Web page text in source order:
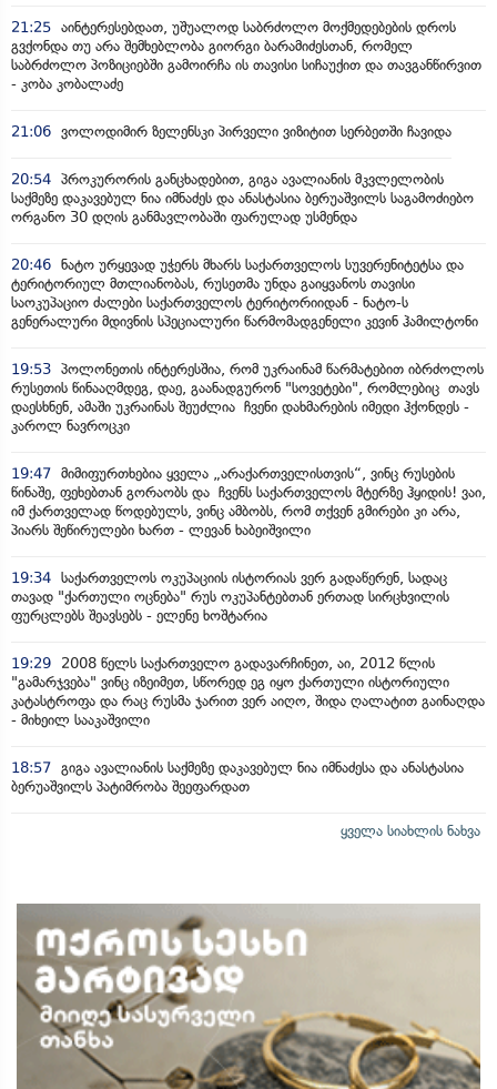
21:25 აინტერესებდათ, უშუალოდ საბრძოლო მოქმედებების დროს
გვქონდა თუ არა შემხებლობა გიორგი ბარამიძესთან, რომელ
საბრძოლო პოზიციებში გამოირჩა ის თავისი სიჩაუქით და თავგანწირვით
- კობა კობალაძე
21:06 ვოლოდიმირ ზელენსკი პირველი ვიზიტით სერბეთში ჩავიდა
20:54 პროკურორის განცხადებით, გიგა ავალიანის მკვლელობის
საქმეზე დაკავებულ ნია იმნაძეს და ანასტასია ბერუაშვილს საგამოძიებო
ორგანო 30 დღის განმავლობაში ფარულად უსმენდა
20:46 ნატო ურყევად უჭერს მხარს საქართველოს სუვერენიტეტსა და
ტერიტორიულ მთლიანობას, რუსეთმა უნდა გაიყვანოს თავისი
საოკუპაციო ძალები საქართველოს ტერიტორიიდან - ნატო-ს
გენერალური მდივნის სპეციალური წარმომადგენელი კევინ ჰამილტონი
19:53 პოლონეთის ინტერესშია, რომ უკრაინამ წარმატებით იბრძოლოს
რუსეთის წინააღმდეგ, დაე, გაანადგურონ "სოვეტები", რომლებიც თავს
დაესხნენ, ამაში უკრაინას შეუძლია ჩვენი დახმარების იმედი ჰქონდეს -
კაროლ ნავროცკი
19:47 მიმიფურთხებია ყველა „არაქართველისთვის“, ვინც რუსების
წინაშე, ფეხებთან გორაობს და ჩვენს საქართველოს მტერზე ჰყიდის! ვაი,
იმ ქართველად წოდებულს, ვინც ამბობს, რომ თქვენ გმირები კი არა,
პიარს შეწირულები ხართ - ლევან ხაბეიშვილი
19:34 საქართველოს ოკუპაციის ისტორიას ვერ გადაწერენ, სადაც
თავად "ქართული ოცნება" რუს ოკუპანტებთან ერთად სირცხვილის
ფურცლებს შეავსებს - ელენე ხოშტარია
19:29
2008 წელს საქართველო გადავარჩინეთ, აი, 2012 წლის
"გამარჯვება" ვინც იზეიმეთ, სწორედ ეგ იყო ქართული ისტორიული
კატასტროფა და რაც რუსმა ჯარით ვერ აიღო, შიდა ღალატით გაინაღდა
- მიხეილ სააკაშვილი
18:57 გიგა ავალიანის საქმეზე დაკავებულ ნია იმნაძესა და ანასტასია
ბერუაშვილს პატიმრობა შეეფარდათ
ყველა სიახლის ნახვა